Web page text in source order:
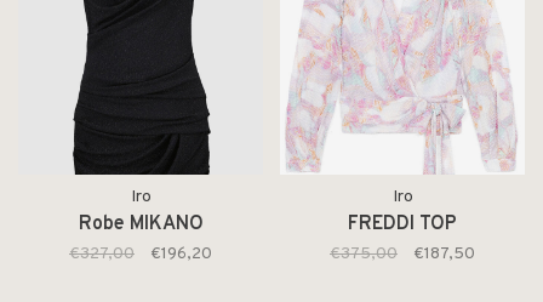
Iro
Robe MIKANO
€327,00 €196,20
Iro
FREDDI TOP
€375,00 €187,50